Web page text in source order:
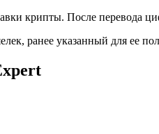
крипты. После перевода
ранее указанный для ее